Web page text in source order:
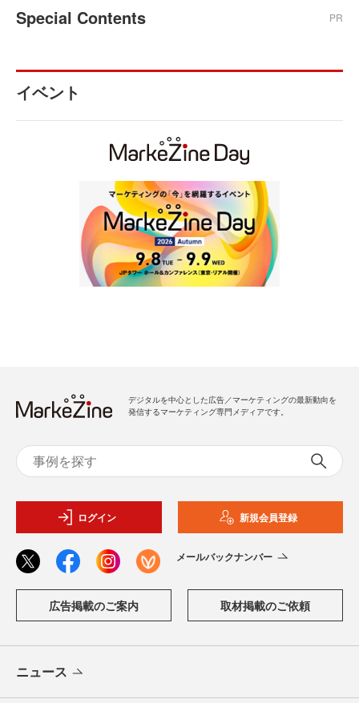
Special Contents PR
イベント
デジタルを中心とした広告／マーケティングの最新動向を
発信するマーケティング専門メディアです。
ログイン 新規会員登録
メールバックナンバー
広告掲載のご案内 取材掲載のご依頼
ニュース